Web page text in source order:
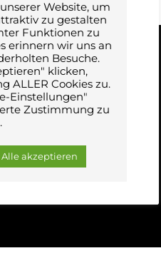
© Ernesto Preiser
Website, um
zu gestalten
Funktionen zu
erinnern wir uns an
Besuche.
klicken,
ALLER Cookies zu.
Einstellungen"
Zustimmung zu
Alle akzeptieren